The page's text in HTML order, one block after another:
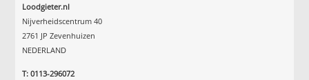
Loodgieter.nl
Nijverheidscentrum 40
2761 JP Zevenhuizen
NEDERLAND
T: 0113-296072